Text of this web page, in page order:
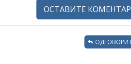
ОСТАВИТЕ КОМЕНТАР